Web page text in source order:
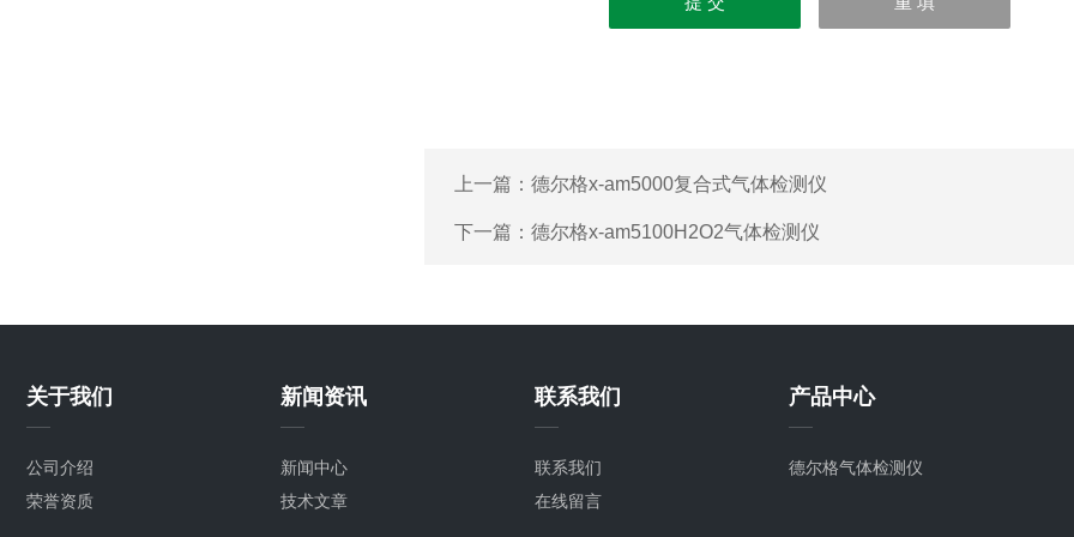
上一篇： 德尔格x-am5000复合式气体检测仪
下一篇： 德尔格x-am5100H2O2气体检测仪
关于我们
公司介绍
荣誉资质
新闻资讯
新闻中心
技术文章
联系我们
联系我们
在线留言
产品中心
德尔格气体检测仪